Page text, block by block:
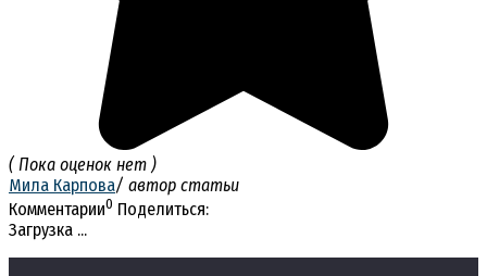
( Пока оценок нет )
Мила Карпова/ автор статьи
Комментарии0 Поделиться:
Загрузка ...